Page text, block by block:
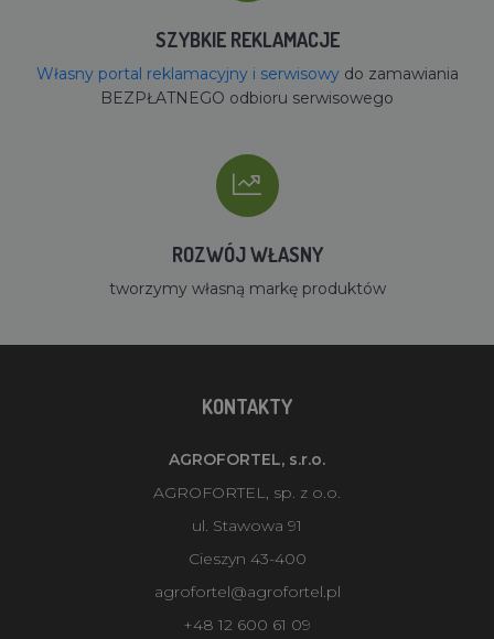
SZYBKIE REKLAMACJE
Własny portal reklamacyjny i serwisowydo zamawiania
BEZPŁATNEGO odbioru serwisowego
ROZWÓJ WŁASNY
tworzymy własną markę produktów
KONTAKTY
AGROFORTEL, s.r.o.
AGROFORTEL, sp. z o.o.
ul. Stawowa 91
Cieszyn 43-400
agrofortel@agrofortel.pl
+48 12 600 61 09